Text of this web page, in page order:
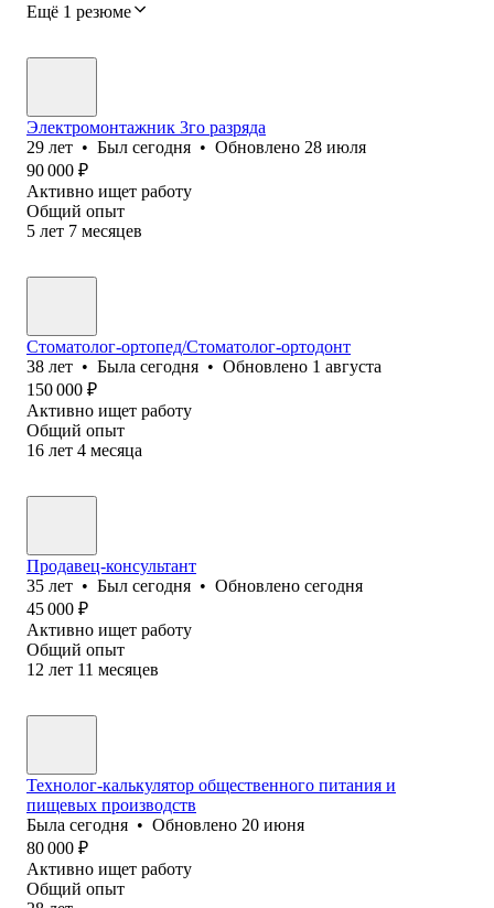
Ещё 1 резюме
Электромонтажник 3го разряда
29 лет • Был сегодня • Обновлено 28 июля
90 000 ₽
Активно ищет работу
Общий опыт
5 лет 7 месяцев
Стоматолог-ортопед/Стоматолог-ортодонт
38 лет • Была сегодня • Обновлено 1 августа
150 000 ₽
Активно ищет работу
Общий опыт
16 лет 4 месяца
Продавец-консультант
35 лет • Был сегодня • Обновлено сегодня
45 000 ₽
Активно ищет работу
Общий опыт
12 лет 11 месяцев
Технолог-калькулятор общественного питания и
пищевых производств
Была сегодня • Обновлено 20 июня
80 000 ₽
Активно ищет работу
Общий опыт